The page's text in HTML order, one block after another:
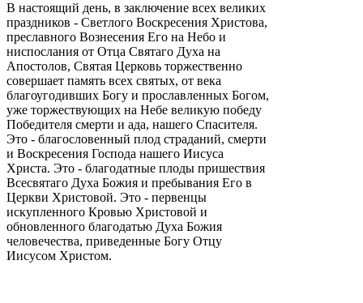
В настоящий день, в заключение всех великих
праздников - Светлого Воскресения Христова,
преславного Вознесения Его на Небо и
ниспослания от Отца Святаго Духа на
Апостолов, Святая Церковь торжественно
совершает память всех святых, от века
благоугодивших Богу и прославленных Богом,
уже торжествующих на Небе великую победу
Победителя смерти и ада, нашего Спасителя.
Это - благословенный плод страданий, смерти
и Воскресения Господа нашего Иисуса
Христа. Это - благодатные плоды пришествия
Всесвятаго Духа Божия и пребывания Его в
Церкви Христовой. Это - первенцы
искупленного Кровью Христовой и
обновленного благодатью Духа Божия
человечества, приведенные Богу Отцу
Иисусом Христом.